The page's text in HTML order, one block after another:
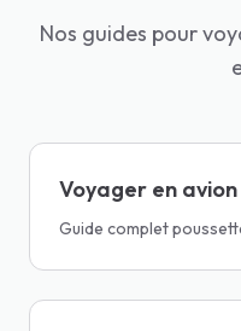
Nos guides pour
Voyager en
Guide complet